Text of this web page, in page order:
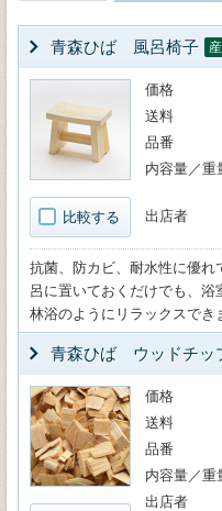
青森ひば 風呂椅子
比較する
価格
送料
品番
内容量／重
出店者
抗菌、防カビ、耐水性に優
呂に置いておくだけでも、
林浴のようにリラックスでき
青森ひば ウッドチッ
価格
送料
品番
内容量／重
出店者